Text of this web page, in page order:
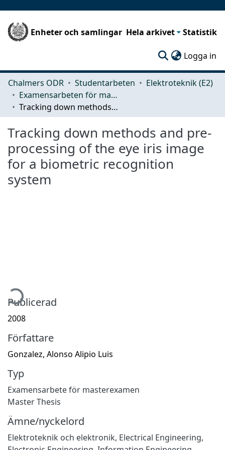
Enheter och samlingar Hela arkivet Statistik
Logga in
Chalmers ODR Studentarbeten
Elektroteknik (E2)
Examensarbeten för masterexamen
Tracking down methods and pre-processing of the eye iris image for a biometric recognition system
Tracking down methods and pre-
processing of the eye iris image
for a biometric recognition
system
Publicerad
2008
Författare
Gonzalez, Alonso Alipio Luis
Typ
Examensarbete för masterexamen
Master Thesis
Ämne/nyckelord
Elektroteknik och elektronik, Electrical Engineering,